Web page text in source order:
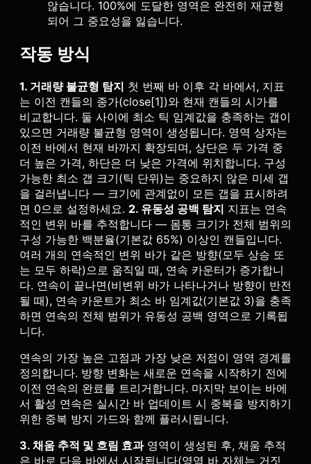
않습니다. 100%에 도달한 영역은 완전히 재균형
되어 그 중요성을 잃습니다.
작동 방식
1. 거래량 불균형 탐지 첫 번째 바 이후 각 바에서, 지표
는 이전 캔들의 종가(close[1])와 현재 캔들의 시가를
비교합니다. 둘 사이에 최소 틱 임계값을 충족하는 갭이
있으면 거래량 불균형 영역이 생성됩니다. 영역 상자는
이전 바에서 현재 바까지 확장되며, 상단은 두 가격 중
더 높은 가격, 하단은 더 낮은 가격에 위치합니다. 구성
가능한 최소 갭 크기(틱 단위)는 중요하지 않은 미세 갭
을 걸러냅니다 — 크기에 관계없이 모든 갭을 표시하려
면 0으로 설정하세요. 2. 유동성 공백 탐지 지표는 연속
적인 변위 바를 추적합니다 — 몸통 크기가 전체 범위의
구성 가능한 백분율(기본값 65%) 이상인 캔들입니다.
여러 개의 연속적인 변위 바가 같은 방향(모두 상승 또
는 모두 하락)으로 움직일 때, 연속 카운터가 증가합니
다. 연속이 끝나면(비변위 바가 나타나거나 방향이 반전
될 때), 연속 카운트가 최소 바 임계값(기본값 3)을 충족
하면 연속의 전체 범위가 유동성 공백 영역으로 기록됩
니다.
연속의 가장 높은 고점과 가장 낮은 저점이 영역 경계를
정의합니다. 방향 변화는 새로운 연속을 시작하기 전에
이전 연속의 완료를 트리거합니다. 마지막 보이는 바에
서 활성 연속은 실시간 바 업데이트 시 중복을 방지하기
위한 중복 방지 가드와 함께 플러시됩니다.
3. 채움 추적 및 흐림 효과영역이 생성된 후, 채움 추적
은 바로 다음 바에서 시작됩니다(영역 바 자체는 거짓